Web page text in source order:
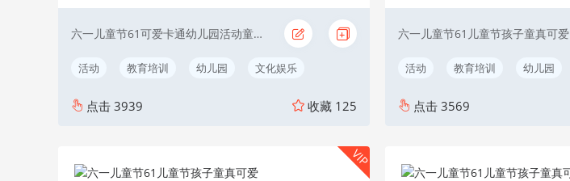
六一儿童节61可爱卡通幼儿园活动童真黄色
活动 教育培训 幼儿园 文化娱乐
点击 3939 收藏 125
六一儿童节61儿童节孩子童真可爱
活动 教育培训 幼儿园
点击 3569
VIP